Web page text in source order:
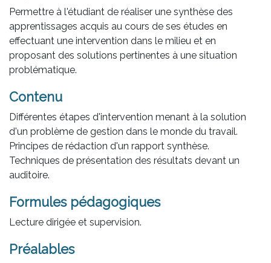
Permettre à l'étudiant de réaliser une synthèse des
apprentissages acquis au cours de ses études en
effectuant une intervention dans le milieu et en
proposant des solutions pertinentes à une situation
problématique.
Contenu
Différentes étapes d'intervention menant à la solution
d'un problème de gestion dans le monde du travail.
Principes de rédaction d'un rapport synthèse.
Techniques de présentation des résultats devant un
auditoire.
Formules pédagogiques
Lecture dirigée et supervision.
Préalables